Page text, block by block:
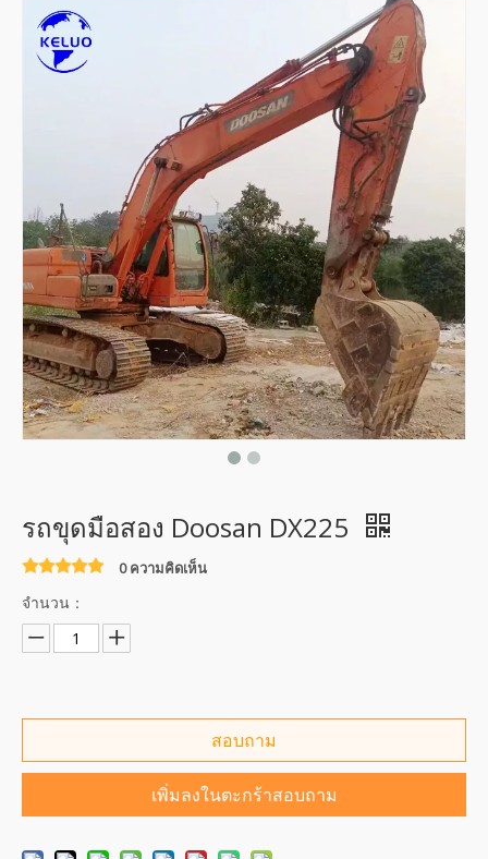
รถขุดมือสอง Doosan DX225
0 ความคิดเห็น
จำนวน：
สอบถาม
เพิ่มลงในตะกร้าสอบถาม